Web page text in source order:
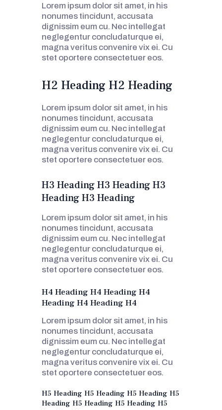
Lorem ipsum dolor sit amet, in his
nonumes tincidunt, accusata
dignissim eum cu. Nec intellegat
neglegentur concludaturque ei,
magna veritus convenire vix ei. Cu
stet oportere consectetuer eos.
H2 Heading H2 Heading
Lorem ipsum dolor sit amet, in his
nonumes tincidunt, accusata
dignissim eum cu. Nec intellegat
neglegentur concludaturque ei,
magna veritus convenire vix ei. Cu
stet oportere consectetuer eos.
H3 Heading H3 Heading H3
Heading H3 Heading
Lorem ipsum dolor sit amet, in his
nonumes tincidunt, accusata
dignissim eum cu. Nec intellegat
neglegentur concludaturque ei,
magna veritus convenire vix ei. Cu
stet oportere consectetuer eos.
H4 Heading H4 Heading H4
Heading H4 Heading H4
Lorem ipsum dolor sit amet, in his
nonumes tincidunt, accusata
dignissim eum cu. Nec intellegat
neglegentur concludaturque ei,
magna veritus convenire vix ei. Cu
stet oportere consectetuer eos.
H5 Heading H5 Heading H5 Heading H5
Heading H5 Heading H5 Heading H5